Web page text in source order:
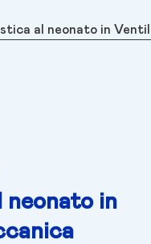
al neonato in
in